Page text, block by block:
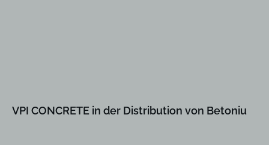
VPI CONCRETE in der Distribution von Betoniu